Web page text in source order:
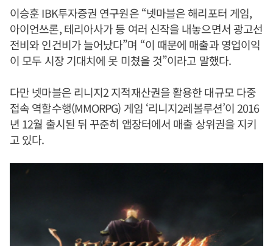
이승훈 IBK투자증권 연구원은 “넷마블은 해리포터 게임,
아이언쓰론, 테리아사가 등 여러 신작을 내놓으면서 광고선
전비와 인건비가 늘어났다”며 “이 때문에 매출과 영업이익
이 모두 시장 기대치에 못 미쳤을 것”이라고 말했다.
다만 넷마블은 리니지2 지적재산권을 활용한 대규모 다중
접속 역할수행(MMORPG) 게임 ‘리니지2레볼루션’이 2016
년 12월 출시된 뒤 꾸준히 앱장터에서 매출 상위권을 지키
고 있다.